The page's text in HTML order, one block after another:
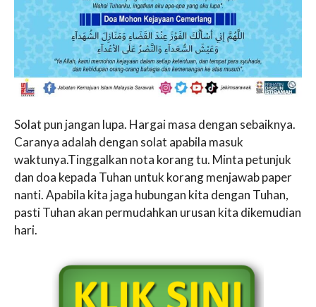
Solat pun jangan lupa. Hargai masa dengan sebaiknya.
Caranya adalah dengan solat apabila masuk
waktunya.Tinggalkan nota korang tu. Minta petunjuk
dan doa kepada Tuhan untuk korang menjawab paper
nanti. Apabila kita jaga hubungan kita dengan Tuhan,
pasti Tuhan akan permudahkan urusan kita dikemudian
hari.